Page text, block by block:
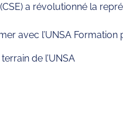
a révolutionné la
avec l’UNSA
de l’UNSA